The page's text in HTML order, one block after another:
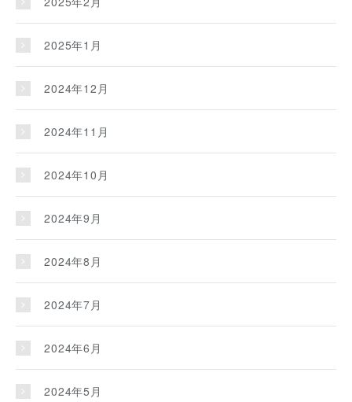
2025年1月
2024年12月
2024年11月
2024年10月
2024年9月
2024年8月
2024年7月
2024年6月
2024年5月